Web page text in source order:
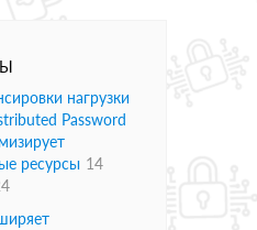
нагрузки
Password
ресурсы 14